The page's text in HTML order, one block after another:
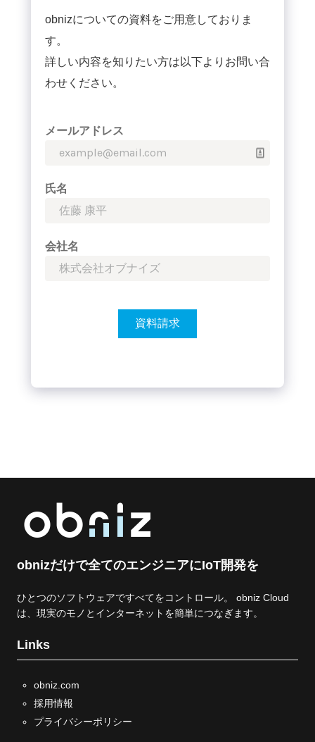
obnizについての資料をご用意しておりま
す。
詳しい内容を知りたい方は以下よりお問い合
わせください。
メールアドレス
氏名
会社名
obnizだけで全てのエンジニアにIoT開発を
ひとつのソフトウェアですべてをコントロール。 obniz Cloud
は、現実のモノとインターネットを簡単につなぎます。
Links
obniz.com
採用情報
プライバシーポリシー